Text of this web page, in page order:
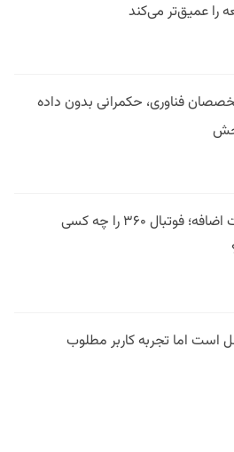
را عمیق‌تر می‌کند
فناوری، حکمرانی بدون داده
فیلتر در وقت اضافه؛ فوتبال ۳۶۰ را چه کسی
است اما تجربه کاربر مطلوب